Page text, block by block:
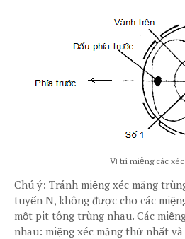
Vị trí miệng các
Chú ý: Tránh miệng xéc măng
tuyến N, không được cho các
một pit tông trùng nhau. Các
nhau: miệng xéc măng thứ nhất